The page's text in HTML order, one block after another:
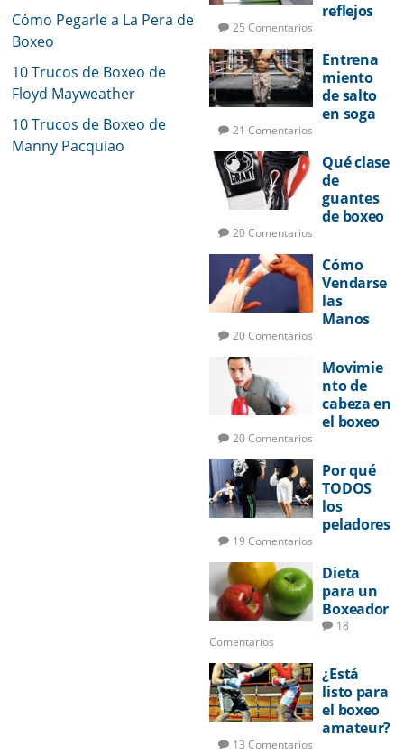
Cómo Pegarle a La Pera de
Boxeo
10 Trucos de Boxeo de
Floyd Mayweather
10 Trucos de Boxeo de
Manny Pacquiao
reflejos
25 Comentarios
Entrena
miento
de salto
en soga
21 Comentarios
Qué clase
de
guantes
de boxeo
20 Comentarios
Cómo
Vendarse
las
Manos
20 Comentarios
Movimie
nto de
cabeza en
el boxeo
20 Comentarios
Por qué
TODOS
los
peladores
a boxear
19 Comentarios
Dieta
para un
Boxeador
18
Comentarios
¿Está
listo para
el boxeo
amateur?
13 Comentarios